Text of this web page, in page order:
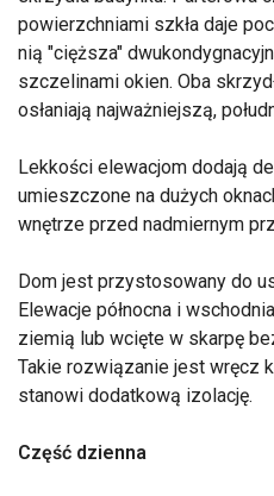
powierzchniami szkła daje
nią "cięższa"
szczelinami okien. Oba
osłaniają najważniejszą,
Lekkości elewacjom dodają
umieszczone na dużych
wnętrze przed nadmiernym
Dom jest przystosowany do
Elewacje północna i
ziemią lub wcięte w skarpę
Takie rozwiązanie jest wręcz
stanowi dodatkową izolację.
Część dzienna